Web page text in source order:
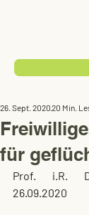
für
26. Sept. 202020 Min.
26.09.2020